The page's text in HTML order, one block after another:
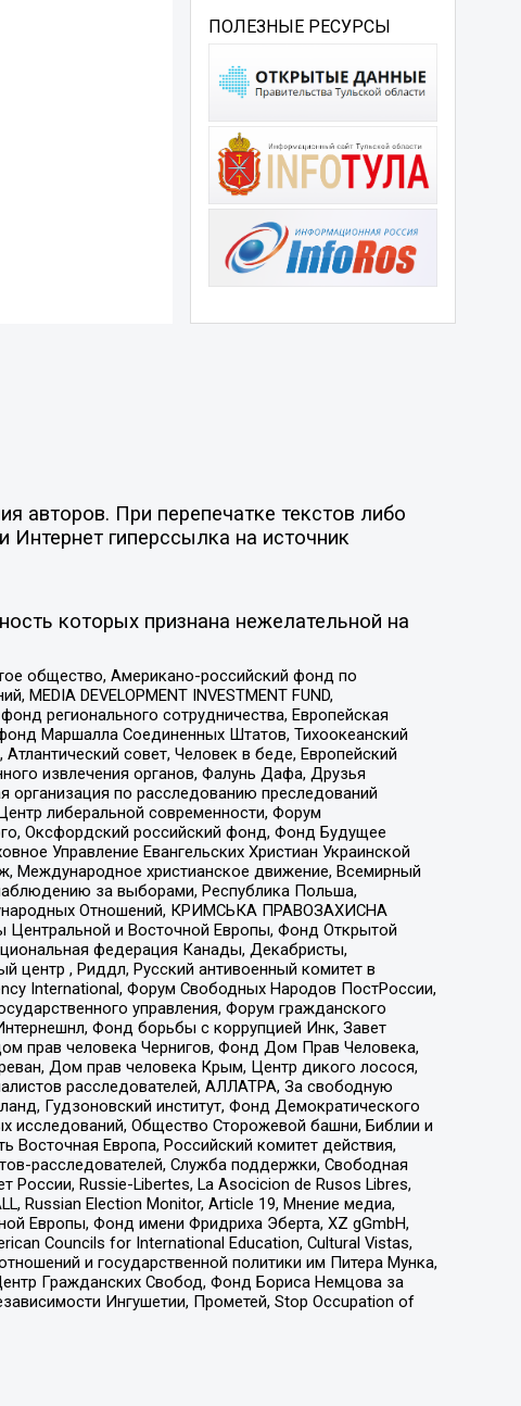
ПОЛЕЗНЫЕ РЕСУРСЫ
авторов. При перепечатке текстов либо
Интернет гиперссылка на источник
которых признана нежелательной на
общество, Американо-российский фонд по
DEVELOPMENT INVESTMENT FUND,
регионального сотрудничества, Европейская
Маршалла Соединенных Штатов, Тихоокеанский
совет, Человек в беде, Европейский
извлечения органов, Фалунь Дафа, Друзья
организация по расследованию преследований
либеральной современности, Форум
Оксфордский российский фонд, Фонд Будущее
Управление Евангельских Христиан Украинской
Международное христианское движение, Всемирный
за выборами, Республика Польша,
Отношений, КРИМСЬКА ПРАВОЗАХИСНА
Центральной и Восточной Европы, Фонд Открытой
федерация Канады, Декабристы,
центр , Риддл, Русский антивоенный комитет в
International, Форум Свободных Народов ПостРоссии,
управления, Форум гражданского
Фонд борьбы с коррупцией Инк, Завет
прав человека Чернигов, Фонд Дом Прав Человека,
Дом прав человека Крым, Центр дикого лосося,
расследователей, АЛЛАТРА, За свободную
Гудзоновский институт, Фонд Демократического
исследований, Общество Сторожевой башни, Библии и
Восточная Европа, Российский комитет действия,
расследователей, Служба поддержки, Свободная
Russie-Libertes, La Asocicion de Rusos Libres,
Russian Election Monitor, Article 19, Мнение медиа,
Европы, Фонд имени Фридриха Эберта, XZ gGmbH,
Councils for International Education, Cultural Vistas,
и государственной политики им Питера Мунка,
Гражданских Свобод, Фонд Бориса Немцова за
Ингушетии, Прометей, Stop Occupation of